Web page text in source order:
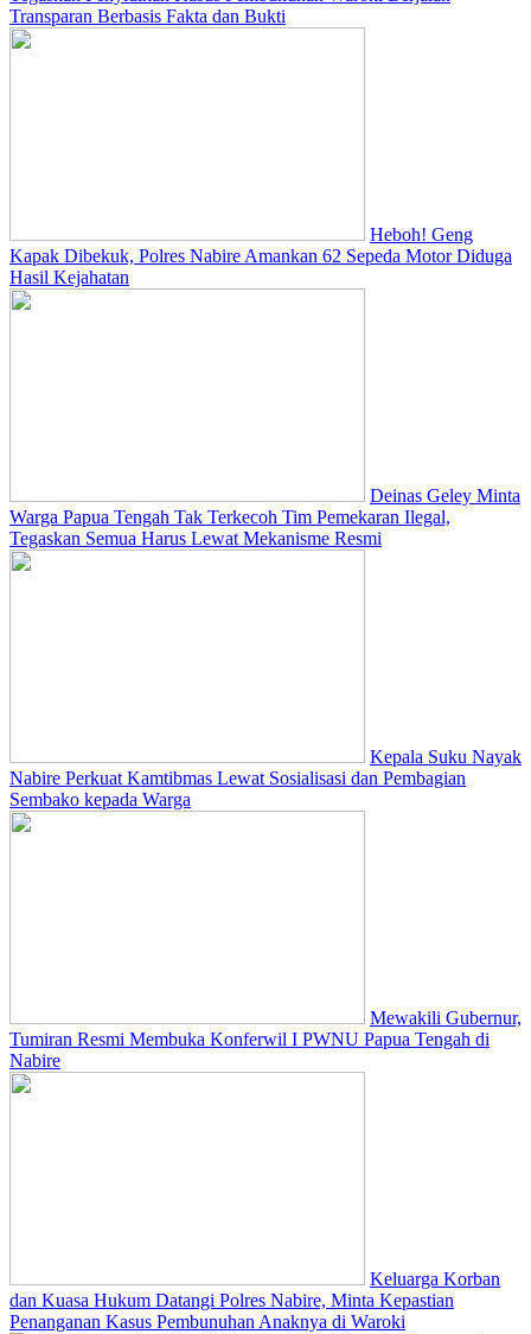
Transparan Berbasis Fakta dan Bukti
Heboh! Geng
Kapak Dibekuk, Polres Nabire Amankan 62 Sepeda Motor Diduga
Hasil Kejahatan
Deinas Geley Minta
Warga Papua Tengah Tak Terkecoh Tim Pemekaran Ilegal,
Tegaskan Semua Harus Lewat Mekanisme Resmi
Kepala Suku Nayak
Nabire Perkuat Kamtibmas Lewat Sosialisasi dan Pembagian
Sembako kepada Warga
Mewakili Gubernur,
Tumiran Resmi Membuka Konferwil I PWNU Papua Tengah di
Nabire
Keluarga Korban
dan Kuasa Hukum Datangi Polres Nabire, Minta Kepastian
Penanganan Kasus Pembunuhan Anaknya di Waroki